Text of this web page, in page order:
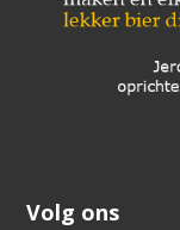
Volg ons